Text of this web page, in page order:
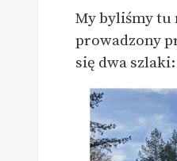
My byliśmy tu
prowadzony
się dwa szlaki: